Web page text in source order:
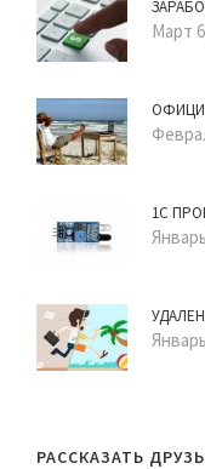
Март
1С
РАССКАЗАТЬ